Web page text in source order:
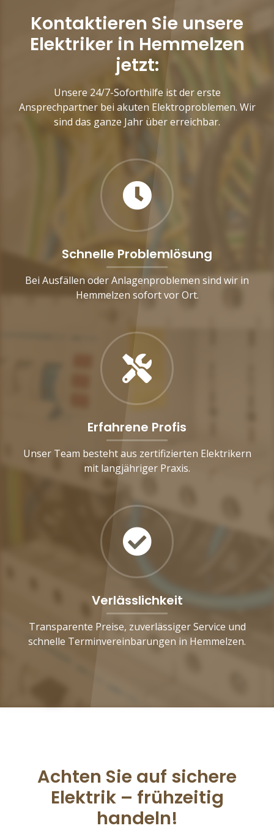
Kontaktieren Sie unsere
Elektriker in Hemmelzen
jetzt:
Unsere 24/7-Soforthilfe ist der erste
Ansprechpartner bei akuten Elektroproblemen. Wir
sind das ganze Jahr über erreichbar.
Schnelle Problemlösung
Bei Ausfällen oder Anlagenproblemen sind wir in
Hemmelzen sofort vor Ort.
Erfahrene Profis
Unser Team besteht aus zertifizierten Elektrikern
mit langjähriger Praxis.
Verlässlichkeit
Transparente Preise, zuverlässiger Service und
schnelle Terminvereinbarungen in Hemmelzen.
Achten Sie auf sichere
Elektrik – frühzeitig
handeln!